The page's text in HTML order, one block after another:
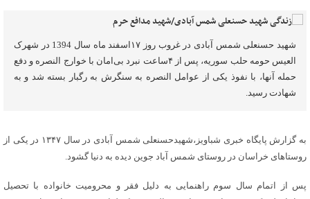
شهید حسنعلی شمس آبادی در غروب روز ۱۷اسفند ماه سال 1394 در شهرک
العیس حومه حلب سوریه، پس از ۴ساعت نبرد بی‌امان با خوارج النصره و دفع
حمله آنها، با نفوذ یکی از عوامل النصره به سنگرش به رگبار بسته شد و به
شهادت رسید.
به گزارش پایگاه خبری شباویز،شهیدحسنعلی شمس آبادی در سال ۱۳۴۷ در یکی از
روستاهای خراسان در روستای شمس آباد جوین دیده به دنیا گشود.
پس از اتمام سال سوم راهنمایی به دلیل فقر و محرومیت خانواده با تحصیل